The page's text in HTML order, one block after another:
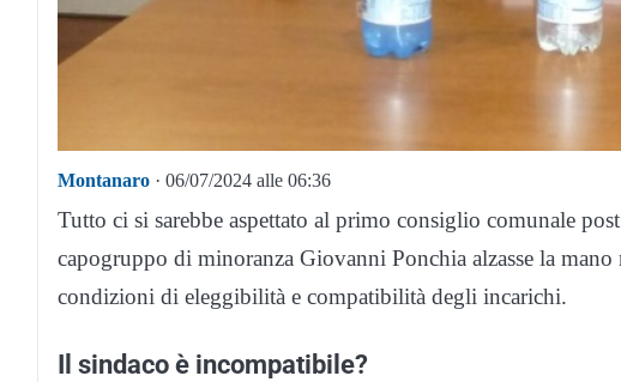
Montanaro · 06/07/2024 alle 06:36
Tutto ci si sarebbe aspettato al primo consiglio comunale
capogruppo di minoranza Giovanni Ponchia alzasse la
condizioni di eleggibilità e compatibilità degli incarichi.
Il sindaco è incompatibile?